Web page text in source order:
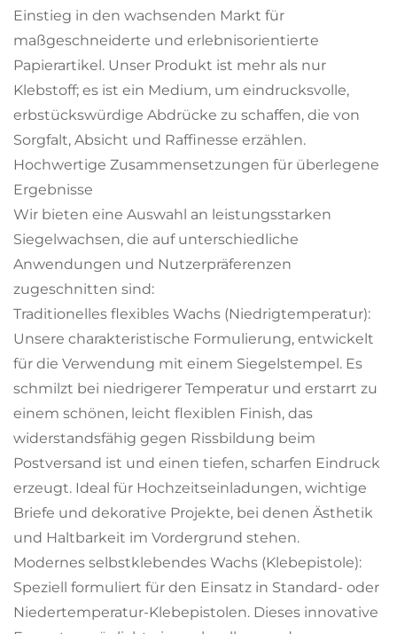
Einstieg in den wachsenden Markt für
maßgeschneiderte und erlebnisorientierte
Papierartikel. Unser Produkt ist mehr als nur
Klebstoff; es ist ein Medium, um eindrucksvolle,
erbstückswürdige Abdrücke zu schaffen, die von
Sorgfalt, Absicht und Raffinesse erzählen.
Hochwertige Zusammensetzungen für überlegene
Ergebnisse
Wir bieten eine Auswahl an leistungsstarken
Siegelwachsen, die auf unterschiedliche
Anwendungen und Nutzerpräferenzen
zugeschnitten sind:
Traditionelles flexibles Wachs (Niedrigtemperatur):
Unsere charakteristische Formulierung, entwickelt
für die Verwendung mit einem Siegelstempel. Es
schmilzt bei niedrigerer Temperatur und erstarrt zu
einem schönen, leicht flexiblen Finish, das
widerstandsfähig gegen Rissbildung beim
Postversand ist und einen tiefen, scharfen Eindruck
erzeugt. Ideal für Hochzeitseinladungen, wichtige
Briefe und dekorative Projekte, bei denen Ästhetik
und Haltbarkeit im Vordergrund stehen.
Modernes selbstklebendes Wachs (Klebepistole):
Speziell formuliert für den Einsatz in Standard- oder
Niedertemperatur-Klebepistolen. Dieses innovative